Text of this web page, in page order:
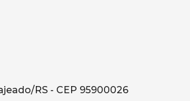
RS - CEP 95900026